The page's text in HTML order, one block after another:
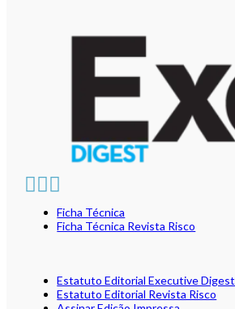
Ficha Técnica
Ficha Técnica Revista Risco
Estatuto Editorial Executive Digest
Estatuto Editorial Revista Risco